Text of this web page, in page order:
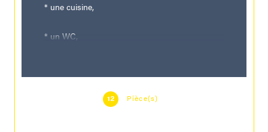
12 Pièce(s)
* une cuisine,
* un WC,
de 234,90 m2
et une maison d'habitation à rénover